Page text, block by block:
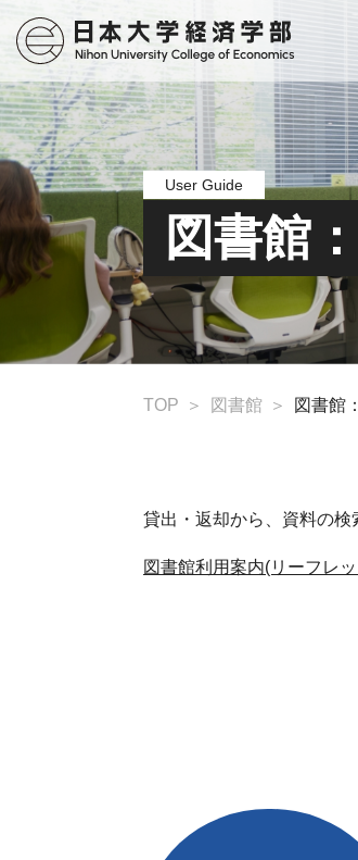
User Guide
図書館
TOP 図書館 図書館
貸出・返却から、資料の検
図書館利用案内(リーフレ